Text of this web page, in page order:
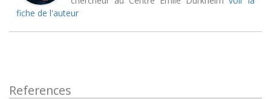
fiche de l'auteur
References